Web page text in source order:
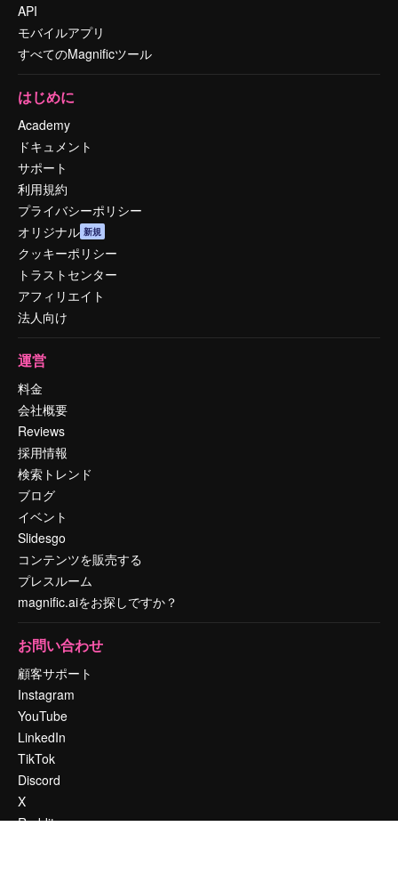
API
モバイルアプリ
すべてのMagnificツール
はじめに
Academy
ドキュメント
サポート
利用規約
プライバシーポリシー
オリジナル 新規
クッキーポリシー
トラストセンター
アフィリエイト
法人向け
運営
料金
会社概要
Reviews
採用情報
検索トレンド
ブログ
イベント
Slidesgo
コンテンツを販売する
プレスルーム
magnific.aiをお探しですか？
お問い合わせ
顧客サポート
Instagram
YouTube
LinkedIn
TikTok
Discord
X
Reddit